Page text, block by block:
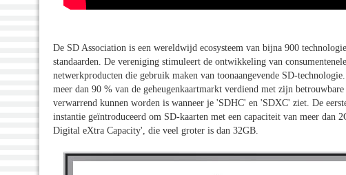
De SD Association is een wereldwijd ecosysteem van bijna 900
standaarden. De vereniging stimuleert de ontwikkeling van
netwerkproducten die gebruik maken van toonaangevende SD-
meer dan 90 % van de geheugenkaartmarkt verdiend met zijn
verwarrend kunnen worden is wanneer je 'SDHC' en 'SDXC' ziet. De
instantie geïntroduceerd om SD-kaarten met een capaciteit van meer dan
Digital eXtra Capacity', die veel groter is dan 32GB.